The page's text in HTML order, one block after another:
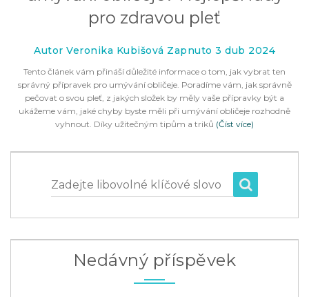
pro zdravou pleť
Autor Veronika Kubišová Zapnuto 3 dub 2024
Tento článek vám přináší důležité informace o tom, jak vybrat ten
správný přípravek pro umývání obličeje. Poradíme vám, jak správně
pečovat o svou pleť, z jakých složek by měly vaše přípravky být a
ukážeme vám, jaké chyby byste měli při umývání obličeje rozhodně
vyhnout. Díky užitečným tipům a triků (Číst více)
Zadejte libovolné klíčové slovo
Nedávný příspěvek